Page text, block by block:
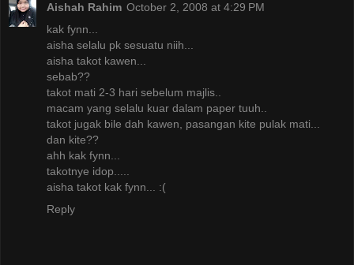
Aishah Rahim October 2, 2008 at 4:29 PM
kak fynn...
aisha selalu pk sesuatu niih...
aisha takot kawen...
sebab??
takot mati 2-3 hari sebelum majlis..
macam yang selalu kuar dalam paper tuuh..
takot jugak bile dah kawen, pasangan kite pulak mati...
dan kite??
ahh kak fynn...
takotnye idop.....
aisha takot kak fynn... :(
Reply